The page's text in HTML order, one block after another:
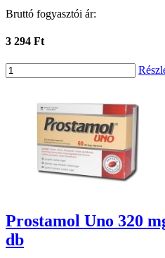
Bruttó fogyasztói ár:
3 294 Ft
Prostamol Uno 320
db